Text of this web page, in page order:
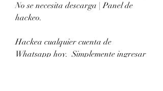
No se necesita descarga | Panel de
hackeo.
Hackea cualquier cuenta de
Whatsapp hoy.  Simplemente ingresar